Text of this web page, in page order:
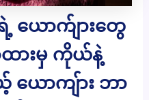
ောက်ျားတွေ
ားမှ ကိုယ်နဲ့
ောကျ်ား ဘာ